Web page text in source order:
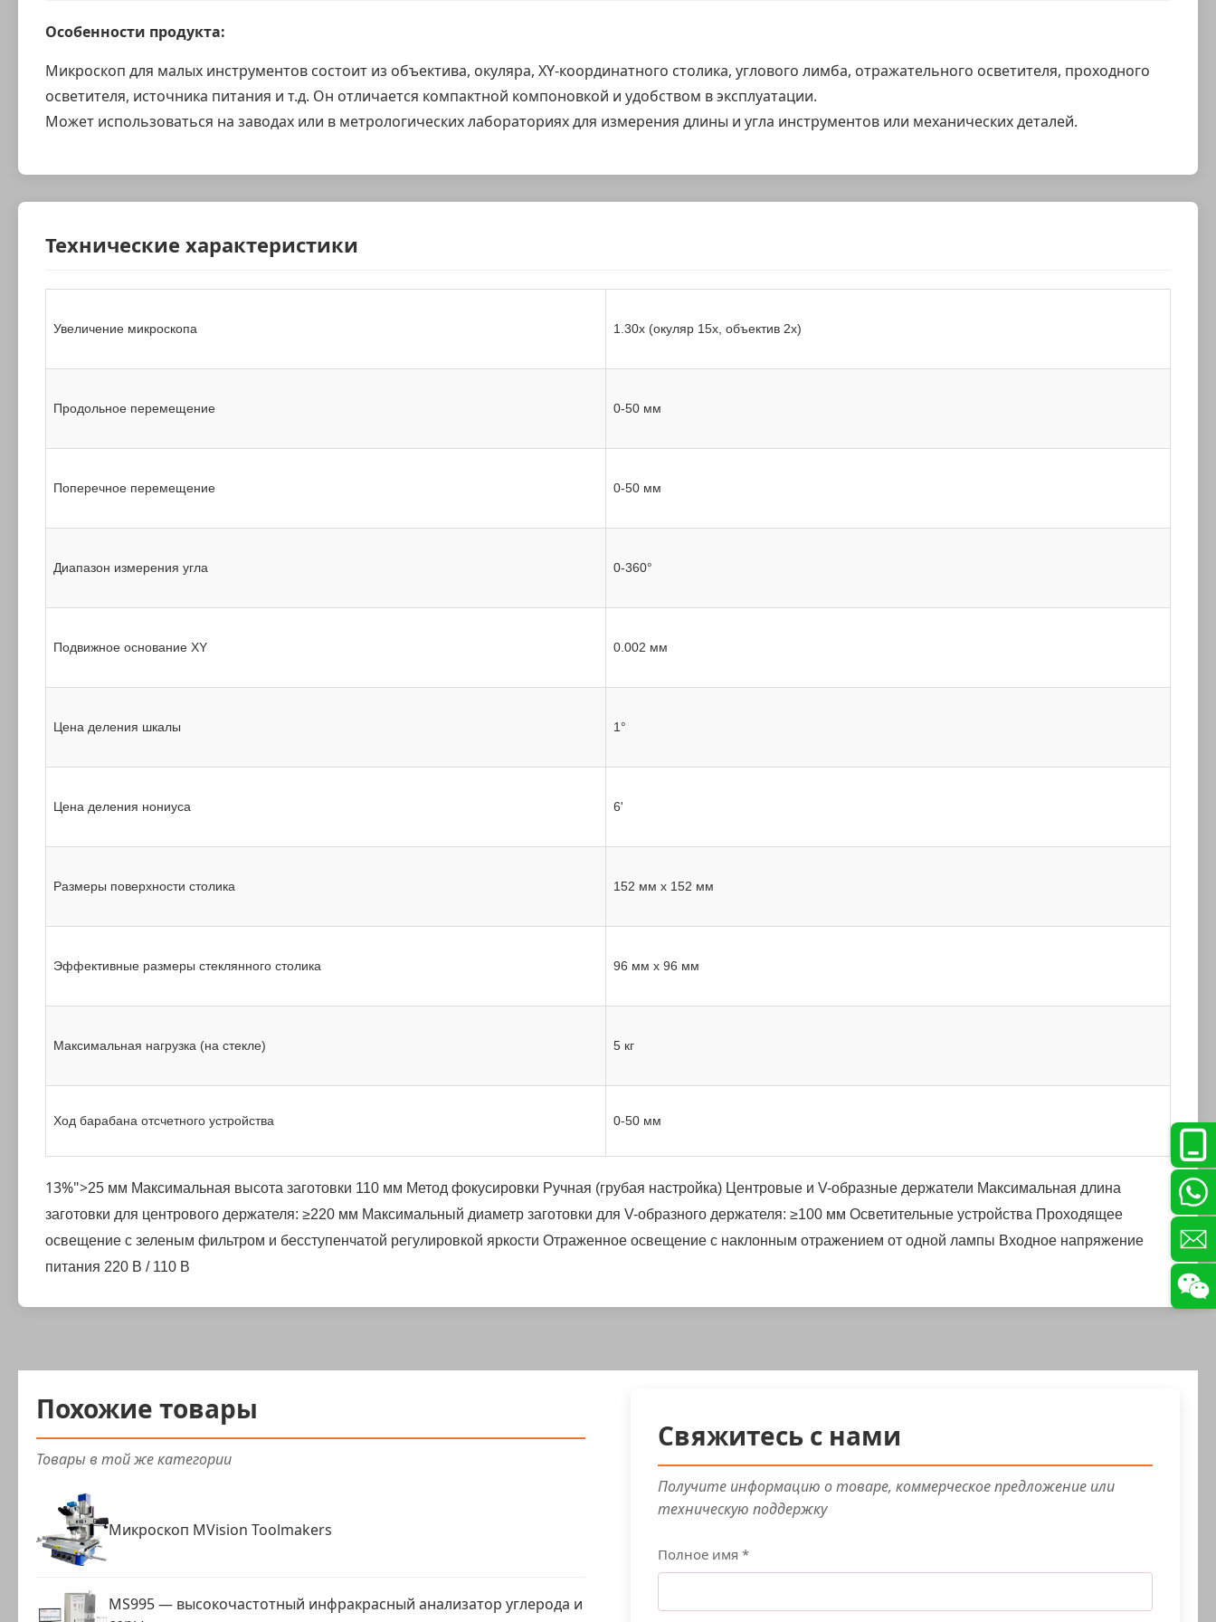
Особенности продукта:
Микроскоп для малых инструментов состоит из объектива, окуляра, XY-координатного столика, углового лимба, отражательного осветителя, проходного
осветителя, источника питания и т.д. Он отличается компактной компоновкой и удобством в эксплуатации.
Может использоваться на заводах или в метрологических лабораториях для измерения длины и угла инструментов или механических деталей.
Технические характеристики
Увеличение микроскопа 1.30x (окуляр 15x, объектив 2x)
Продольное перемещение 0-50 мм
Поперечное перемещение 0-50 мм
Диапазон измерения угла 0-360°
Подвижное основание XY 0.002 мм
Цена деления шкалы 1°
Цена деления нониуса 6'
Размеры поверхности столика 152 мм x 152 мм
Эффективные размеры стеклянного столика 96 мм x 96 мм
Максимальная нагрузка (на стекле) 5 кг
Ход барабана отсчетного устройства 0-50 мм
13%">25 мм Максимальная высота заготовки 110 мм Метод фокусировки Ручная (грубая настройка) Центровые и V-образные держатели Максимальная длина
заготовки для центрового держателя: ≥220 мм Максимальный диаметр заготовки для V-образного держателя: ≥100 мм Осветительные устройства Проходящее
освещение с зеленым фильтром и бесступенчатой регулировкой яркости Отраженное освещение с наклонным отражением от одной лампы Входное напряжение
питания 220 В / 110 В
Похожие товары
Товары в той же категории
Микроскоп MVision Toolmakers
MS995 — высокочастотный инфракрасный анализатор углерода и
Свяжитесь с нами
Получите информацию о товаре, коммерческое предложение или
техническую поддержку
Полное имя *